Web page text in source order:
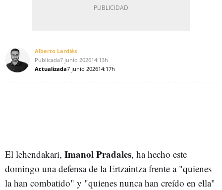
Alberto Lardiés
Publicada7 junio 202614:13h
Actualizada7 junio 202614:17h
El lehendakari, Imanol Pradales, ha hecho este
domingo una defensa de la Ertzaintza frente a "quienes
la han combatido" y "quienes nunca han creído en ella"